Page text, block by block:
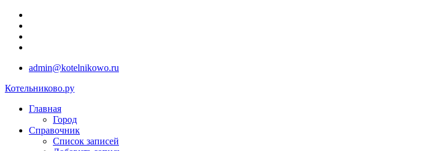
admin@kotelnikowo.ru
Котельниково.ру
Главная
Город
Справочник
Список записей